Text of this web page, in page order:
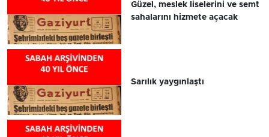
Güzel, meslek liselerini ve semt
sahalarını hizmete açacak
Sarılık yaygınlaştı